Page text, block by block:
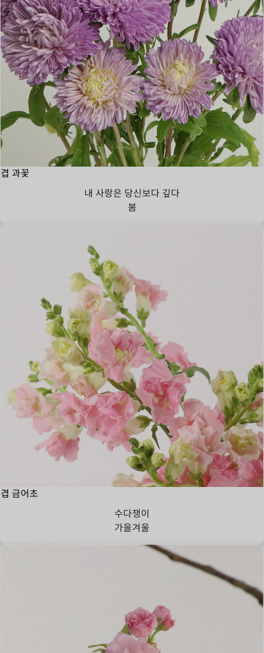
겹 과꽃
내 사랑은 당신보다 깊다
봄
겹 금어초
수다쟁이
가을겨울